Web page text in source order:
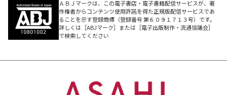
ＡＢＪマークは、この電子書店・電子書籍配信サービスが、著
作権者からコンテンツ使用許諾を得た正規版配信サービスであ
ることを示す登録商標（登録番号 第６０９１７１３号）です。
詳しくは［ABJマーク］または［電子出版制作・流通協議会］
で検索してください